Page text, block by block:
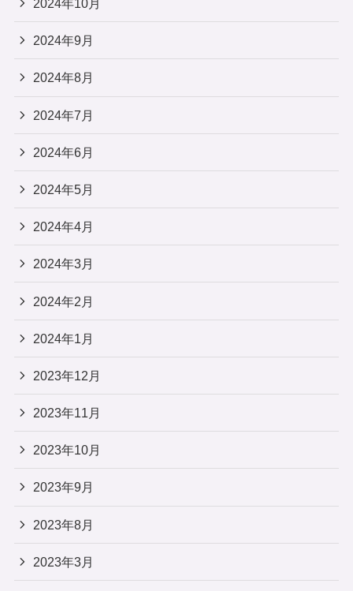
2024年10月
2024年9月
2024年8月
2024年7月
2024年6月
2024年5月
2024年4月
2024年3月
2024年2月
2024年1月
2023年12月
2023年11月
2023年10月
2023年9月
2023年8月
2023年3月